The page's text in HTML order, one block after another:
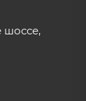
шоссе,